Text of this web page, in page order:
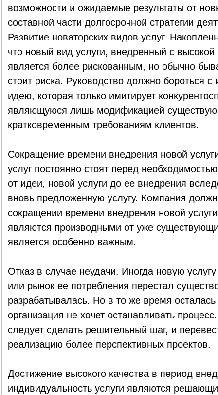
возможности и ожидаемые результаты от
составной части долгосрочной стратегии
Развитие новаторских видов услуг.
что новый вид услуги, внедренный с высокой
является более рискованным, но обычно
стоит риска. Руководство должно бороться
идею, которая только имитирует
являющуюся лишь модификацией
кратковременным требованиям клиентов.
Сокращение времени внедрения новой
услуг постоянно стоят перед
от идеи, новой услуги до ее внедрения
вновь предложенную услугу. Компания
сокращении времени внедрения новой
являются производными от уже
является особенно важным.
Отказ в случае неудачи. Иногда новую
или рынок ее потребления перестал
разрабатывалась. Но в то же время
организация не хочет останавливать
следует сделать решительный шаг, и
реализацию более перспективных проектов.
Достижение высокого качества в период
индивидуальность услуги являются